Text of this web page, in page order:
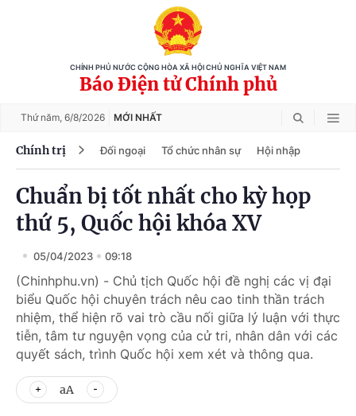
CHÍNH PHỦ NƯỚC CỘNG HÒA XÃ HỘI CHỦ NGHĨA VIỆT NAM
Báo Điện tử Chính phủ
Thứ năm, 6/8/2026 MỚI NHẤT
Chính trị Đối ngoại Tổ chức nhân sự Hội nhập
Chuẩn bị tốt nhất cho kỳ họp
thứ 5, Quốc hội khóa XV
05/04/2023 09:18
(Chinhphu.vn) - Chủ tịch Quốc hội đề nghị các vị đại
biểu Quốc hội chuyên trách nêu cao tinh thần trách
nhiệm, thể hiện rõ vai trò cầu nối giữa lý luận với thực
tiễn, tâm tư nguyện vọng của cử tri, nhân dân với các
quyết sách, trình Quốc hội xem xét và thông qua.
aA